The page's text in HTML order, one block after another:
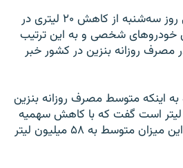
وزیر نفت جمهوری اسلامی روز سه‌شنبه از کاهش ۲۰ لیتری در
خودروهای شخصی و به این ترتیب
در مصرف روزانه بنزین در کشور خبر
اینکه متوسط مصرف روزانه بنزین
۶۳ میلیون لیتر است گفت که با کاهش سهمیه
بنزین خودروهای شخصی این میزان متوسط به ۵۸ میلیون لیتر